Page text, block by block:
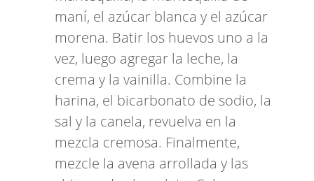
maní, el azúcar blanca y el azúcar
morena. Batir los huevos uno a la
vez, luego agregar la leche, la
crema y la vainilla. Combine la
harina, el bicarbonato de sodio, la
sal y la canela, revuelva en la
mezcla cremosa. Finalmente,
mezcle la avena arrollada y las